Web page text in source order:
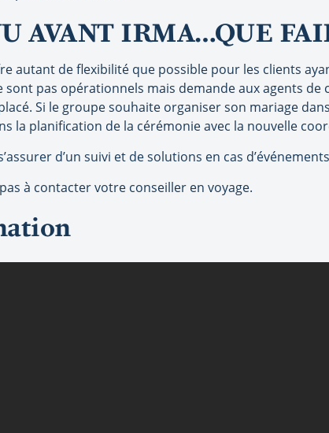
AVANT IRMA…QUE
autant de flexibilité que possible pour les clients
sont pas opérationnels mais demande aux agents
Si le groupe souhaite organiser son mariage
la planification de la cérémonie avec la nouvelle
d’un suivi et de solutions en cas
à contacter votre conseiller en voyage.